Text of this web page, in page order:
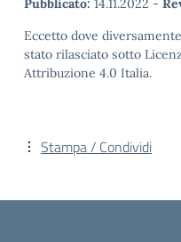
Pubblicato: 14.11.2022 -
Eccetto dove
stato rilasciato sotto
Attribuzione 4.0 Italia.
Stampa / Condividi